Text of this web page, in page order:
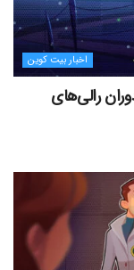
اخبار بیت کوین
رالی‌های